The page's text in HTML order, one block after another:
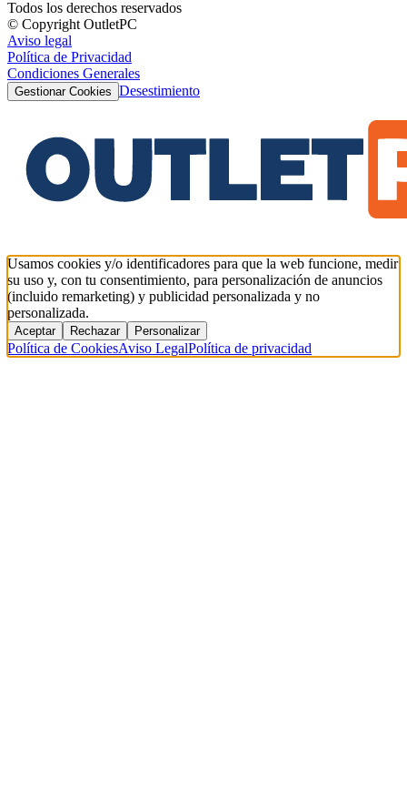
Todos los derechos reservados
© Copyright OutletPC
Aviso legal
Política de Privacidad
Condiciones Generales
Gestionar Cookies Desestimiento
Usamos cookies y/o identificadores para que la web funcione, medir
su uso y, con tu consentimiento, para personalización de anuncios
(incluido remarketing) y publicidad personalizada y no
personalizada.
Aceptar Rechazar Personalizar
Política de CookiesAviso LegalPolítica de privacidad